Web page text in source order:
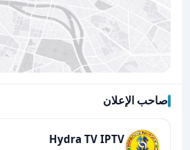
صاحب الإعلان
Hydra TV IPTV